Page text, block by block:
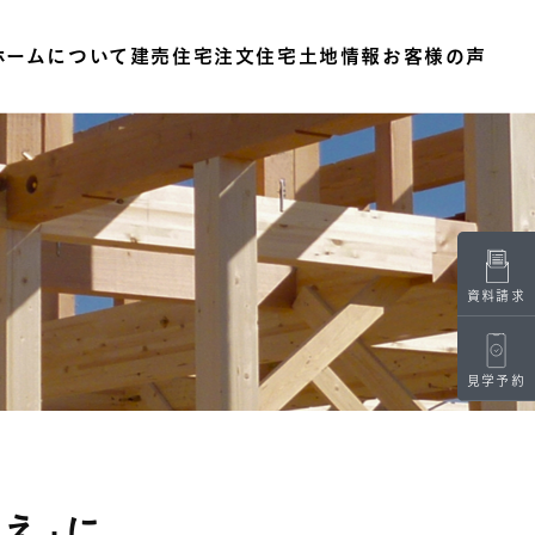
ムについて 建売住宅注文住宅 土地情報お客様の声
資料請求
見学予約